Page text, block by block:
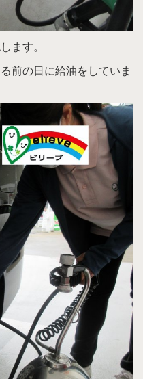
ます。
前の日に給油をしていま